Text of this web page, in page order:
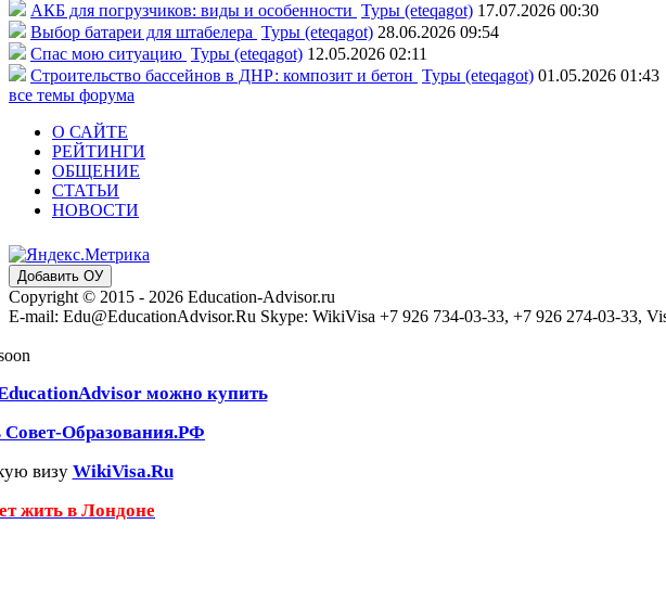
АКБ для погрузчиков: виды и особенности Туры (eteqagot) 17.07.2026 00:30
Выбор батареи для штабелера Туры (eteqagot) 28.06.2026 09:54
Спас мою ситуацию Туры (eteqagot) 12.05.2026 02:11
Строительство бассейнов в ДНР: композит и бетон Туры (eteqagot) 01.05.2026 01:43
все темы форума
О САЙТЕ
РЕЙТИНГИ
ОБЩЕНИЕ
СТАТЬИ
НОВОСТИ
Добавить ОУ
Copyright © 2015 - 2026 Education-Advisor.ru
E-mail: Edu@EducationAdvisor.Ru Skype: WikiVisa +7 926 734-03-33, +7 926 274-03-33,
можно купить
Совет-Образования.РФ
визу WikiVisa.Ru
жить в Лондоне